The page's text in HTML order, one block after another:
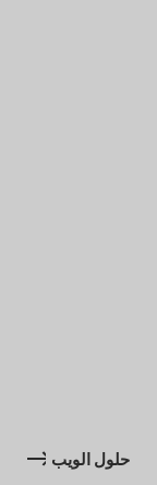
حلول الويب